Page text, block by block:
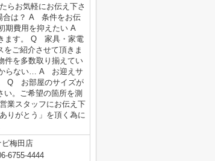
らお気軽にお伝え下さ
合は？ A 条件をお伝
期費用を抑えたい A
ます。 Q 家具・家電
ご紹介させて頂きま
を多数取り揃えてい
らない… A お迎えサ
Q お部屋のサイズが
。ご希望の箇所を測
業スタッフにお伝え下
りがとう」を頂く為に
田店
6755-4444